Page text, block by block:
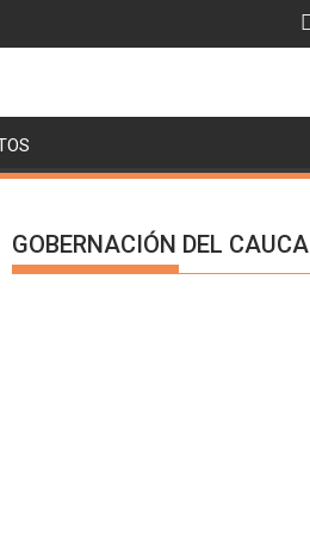
GOBERNACIÓN DEL CAUCA